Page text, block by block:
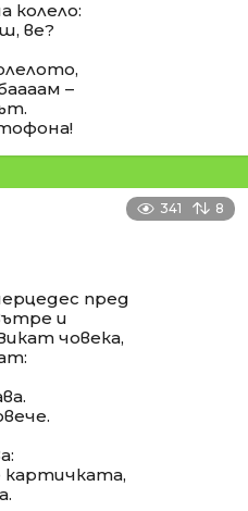
колело:
ве?
–
341 8
пред
и
човека,
картичката,